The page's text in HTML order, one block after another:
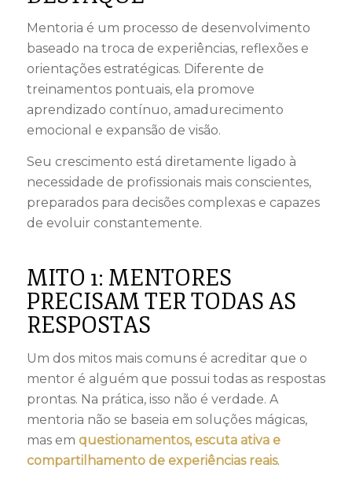
Mentoria é um processo de desenvolvimento
baseado na troca de experiências, reflexões e
orientações estratégicas. Diferente de
treinamentos pontuais, ela promove
aprendizado contínuo, amadurecimento
emocional e expansão de visão.
Seu crescimento está diretamente ligado à
necessidade de profissionais mais conscientes,
preparados para decisões complexas e capazes
de evoluir constantemente.
MITO 1: MENTORES
PRECISAM TER TODAS AS
RESPOSTAS
Um dos mitos mais comuns é acreditar que o
mentor é alguém que possui todas as respostas
prontas. Na prática, isso não é verdade. A
mentoria não se baseia em soluções mágicas,
mas em questionamentos, escuta ativa e
compartilhamento de experiências reais.